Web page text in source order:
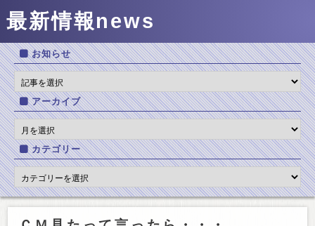
最新情報news
お知らせ
アーカイブ
カテゴリー